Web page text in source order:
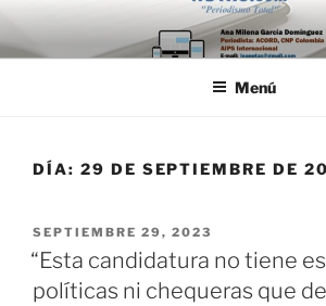
Saltar
al
contenido
Menú
DÍA: 29 DE SEPTIEMBRE DE
PUBLICADO
EL
SEPTIEMBRE 29, 2023
“Esta candidatura no tiene
políticas ni chequeras que